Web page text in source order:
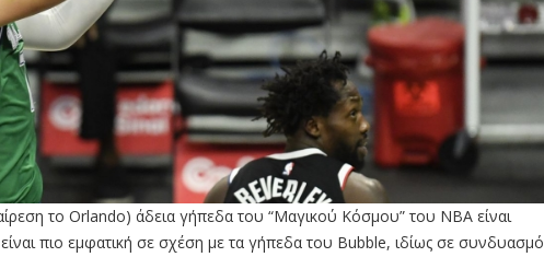
το Orlando) άδεια γήπεδα του “Μαγικού Κόσμου” του ΝΒΑ είναι
πιο εμφατική σε σχέση με τα γήπεδα του Bubble, ιδίως σε συνδυασμό